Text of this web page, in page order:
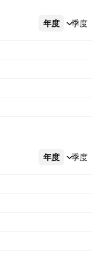
年度 季度
更多
年度 季度
更多